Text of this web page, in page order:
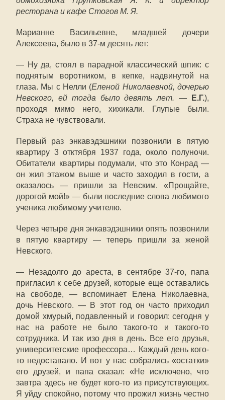
ресторана и кафе Стогов М. Я.
Марианне Васильевне, младшей дочери
Алексеева, было в 37-м десять лет:
— Ну да, стоял в парадной классический шпик: с
поднятым воротником, в кепке, надвинутой на
глаза. Мы с Нелли (Еленой Николаевной, дочерью
Невского, ей тогда было девять лет. — Е.Г.),
проходя мимо него, хихикали. Глупые были.
Страха не чувствовали.
Первый раз энкавэдэшники позвонили в пятую
квартиру 3 отктября 1937 года, около полуночи.
Обитатели квартиры подумали, что это Конрад —
он жил этажом выше и часто заходил в гости, а
оказалось — пришли за Невским. «Прощайте,
дорогой мой!» — были последние слова любимого
ученика любимому учителю.
Через четыре дня энкавэдэшники опять позвонили
в пятую квартиру — теперь пришли за женой
Невского.
— Незадолго до ареста, в сентябре 37-го, папа
пригласил к себе друзей, которые еще оставались
на свободе, — вспоминает Елена Николаевна,
дочь Невского. — В этот год он часто приходил
домой хмурый, подавленный и говорил: сегодня у
нас на работе не было такого-то и такого-то
сотрудника. И так изо дня в день. Все его друзья,
университетские профессора… Каждый день кого-
то недоставало. И вот у нас собрались «остатки»
его друзей, и папа сказал: «Не исключено, что
завтра здесь не будет кого-то из присутствующих.
Я уйду спокойно, потому что прожил жизнь честно